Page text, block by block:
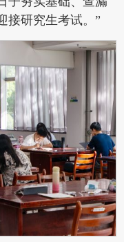
接研究生考试。”